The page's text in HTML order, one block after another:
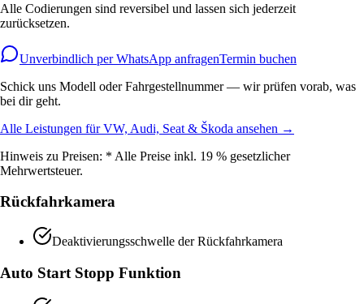
Alle Codierungen sind reversibel und lassen sich jederzeit
zurücksetzen.
Unverbindlich per WhatsApp anfragenTermin buchen
Schick uns Modell oder Fahrgestellnummer — wir prüfen vorab, was
bei dir geht.
Alle Leistungen fürVW, Audi, Seat & Škoda ansehen →
Hinweis zu Preisen: * Alle Preise inkl. 19 % gesetzlicher
Mehrwertsteuer.
Rückfahrkamera
Deaktivierungsschwelle der Rückfahrkamera
Auto Start Stopp Funktion